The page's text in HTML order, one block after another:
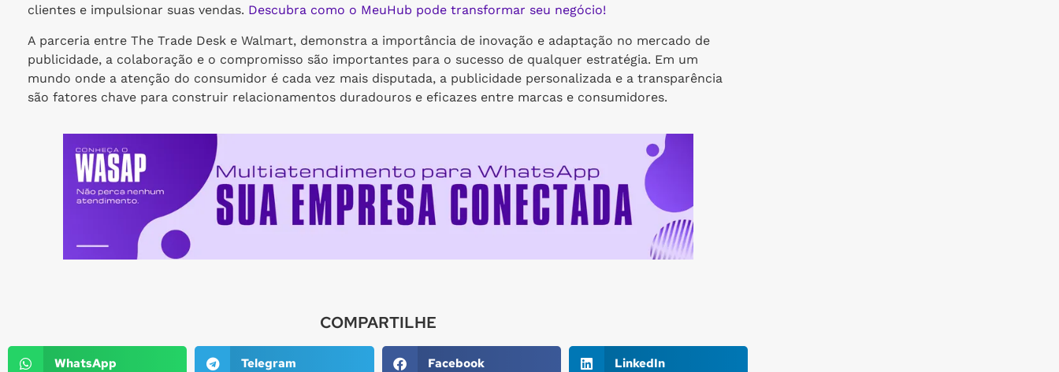
clientes e impulsionar suas vendas. Descubra como o MeuHub pode transformar seu negócio!
A parceria entre The Trade Desk e Walmart, demonstra a importância de inovação e adaptação no mercado de
publicidade, a colaboração e o compromisso são importantes para o sucesso de qualquer estratégia. Em um
mundo onde a atenção do consumidor é cada vez mais disputada, a publicidade personalizada e a transparência
são fatores chave para construir relacionamentos duradouros e eficazes entre marcas e consumidores.
COMPARTILHE
WhatsApp Telegram Facebook LinkedIn